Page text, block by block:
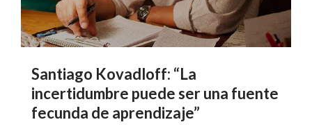
Santiago Kovadloff: “La
incertidumbre puede ser una fuente
fecunda de aprendizaje”